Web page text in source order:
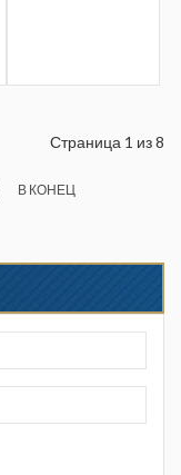
Страница 1 из 8
В КОНЕЦ